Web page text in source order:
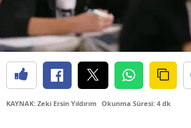
KAYNAK: Zeki Ersin Yıldırım Okunma Süresi: 4 dk